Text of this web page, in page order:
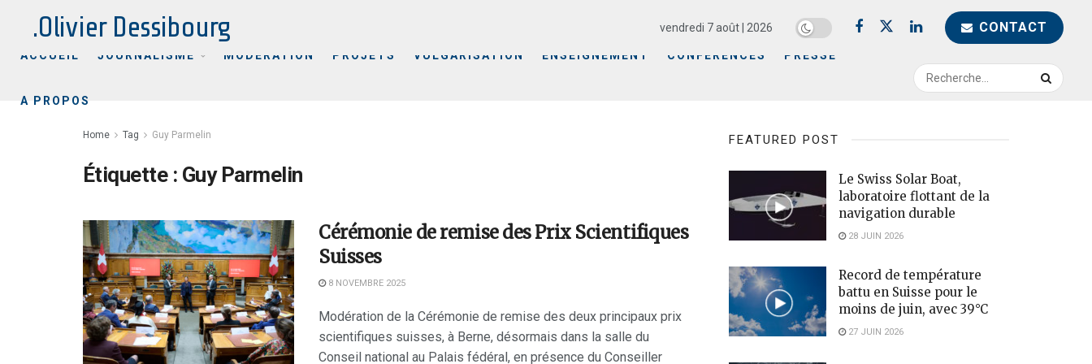
.Olivier Dessibourg vendredi 7 août | 2026 CONTACT
ACCUEIL JOURNALISME MODÉRATION PROJETS VULGARISATION ENSEIGNEMENT CONFÉRENCES PRESSE
A PROPOS
Home Tag Guy Parmelin
Étiquette : Guy Parmelin
Cérémonie de remise des Prix Scientifiques
Suisses
8 NOVEMBRE 2025
Modération de la Cérémonie de remise des deux principaux prix
scientifiques suisses, à Berne, désormais dans la salle du
Conseil national au Palais fédéral, en présence du Conseiller
FEATURED POST
Le Swiss Solar Boat,
laboratoire flottant de la
navigation durable
28 JUIN 2026
Record de température
battu en Suisse pour le
moins de juin, avec 39°C
27 JUIN 2026